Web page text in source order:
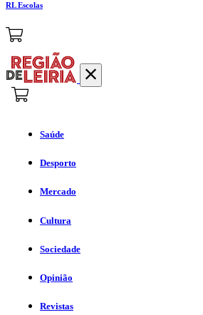
RL Escolas
Saúde
Desporto
Mercado
Cultura
Sociedade
Opinião
Revistas